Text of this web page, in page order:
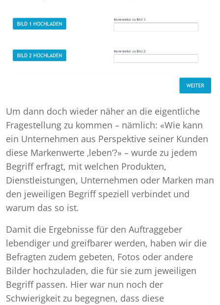
Um dann doch wieder näher an die eigentliche
Fragestellung zu kommen – nämlich: «Wie kann
ein Unternehmen aus Perspektive seiner Kunden
diese Markenwerte ‚leben‘?» – wurde zu jedem
Begriff erfragt, mit welchen Produkten,
Dienstleistungen, Unternehmen oder Marken man
den jeweiligen Begriff speziell verbindet und
warum das so ist.
Damit die Ergebnisse für den Auftraggeber
lebendiger und greifbarer werden, haben wir die
Befragten zudem gebeten, Fotos oder andere
Bilder hochzuladen, die für sie zum jeweiligen
Begriff passen. Hier war nun noch der
Schwierigkeit zu begegnen, dass diese